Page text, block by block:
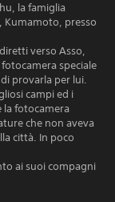
la famiglia
Kumamoto, presso
verso Asso,
speciale
provarla per lui.
campi ed i
la fotocamera
che non aveva
città. In poco
ai suoi compagni